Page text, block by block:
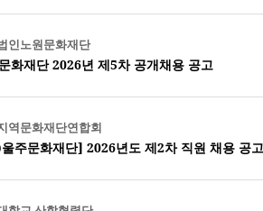
인노원문화재단
화재단 2026년 제5차 공개채용 공고
역문화재단연합회
주문화재단] 2026년도 제2차 직원 채용 공고